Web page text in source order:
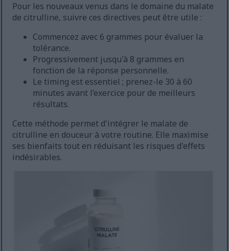
Pour les nouveaux venus dans le domaine du malate
de citrulline, suivre ces directives peut être utile :
Commencez avec 6 grammes pour évaluer la
tolérance.
Progressivement jusqu'à 8 grammes en
fonction de la réponse personnelle.
Le timing est essentiel ; prenez-le 30 à 60
minutes avant l’exercice pour de meilleurs
résultats.
Cette méthode permet d'intégrer le malate de
citrulline en douceur à votre routine. Elle maximise
ses bienfaits tout en réduisant les risques d'effets
indésirables.